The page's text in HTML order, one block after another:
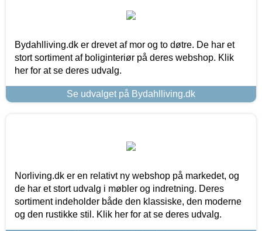
Bydahlliving.dk er drevet af mor og to døtre. De har et
stort sortiment af boliginteriør på deres webshop. Klik
her for at se deres udvalg.
Se udvalget på Bydahlliving.dk
Norliving.dk er en relativt ny webshop på markedet, og
de har et stort udvalg i møbler og indretning. Deres
sortiment indeholder både den klassiske, den moderne
og den rustikke stil. Klik her for at se deres udvalg.